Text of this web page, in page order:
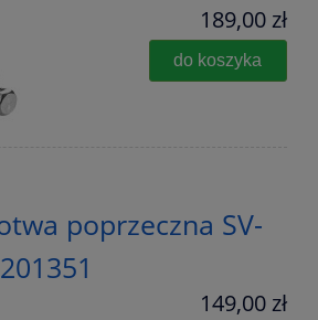
189,00 zł
do koszyka
poprzeczna SV-
149,00 zł